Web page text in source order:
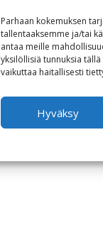
Parhaan kokemuksen
tallentaaksemme ja/tai
antaa meille
yksilöllisiä tunnuksia
vaikuttaa haitallisesti
Hyväksy